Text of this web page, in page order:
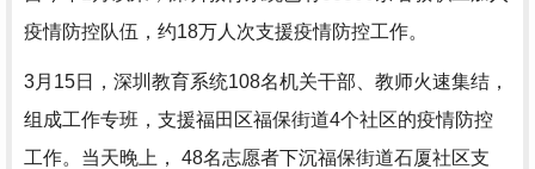
疫情防控队伍，约18万人次支援疫情防控工作。
3月15日，深圳教育系统108名机关干部、教师火速集结，
组成工作专班，支援福田区福保街道4个社区的疫情防控
工作。当天晚上， 48名志愿者下沉福保街道石厦社区支